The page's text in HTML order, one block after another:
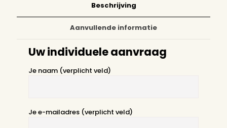
Beschrijving
Aanvullende informatie
Uw individuele aanvraag
Je naam (verplicht veld)
Je e-mailadres (verplicht veld)